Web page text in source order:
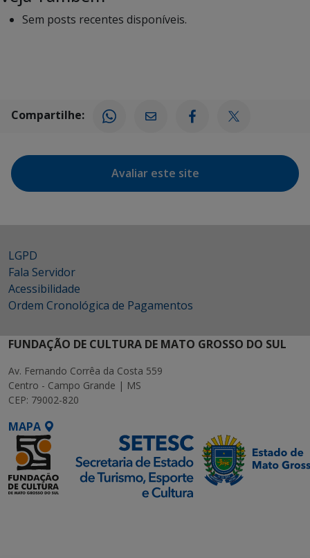
Sem posts recentes disponíveis.
Compartilhe:
Avaliar este site
LGPD
Fala Servidor
Acessibilidade
Ordem Cronológica de Pagamentos
FUNDAÇÃO DE CULTURA DE MATO GROSSO DO SUL
Av. Fernando Corrêa da Costa 559
Centro - Campo Grande | MS
CEP: 79002-820
MAPA